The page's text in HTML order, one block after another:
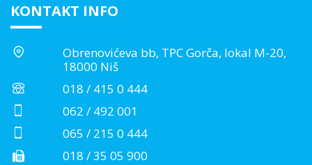
KONTAKT INFO
Obrenovićeva bb, TPC Gorča, lokal M-20,
18000 Niš
018 / 415 0 444
062 / 492 001
065 / 215 0 444
018 / 35 05 900